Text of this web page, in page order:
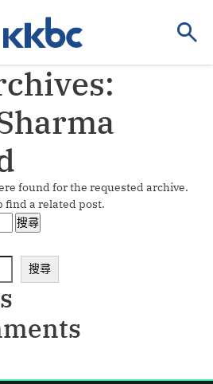
found for the requested archive.
find a related post.
搜尋